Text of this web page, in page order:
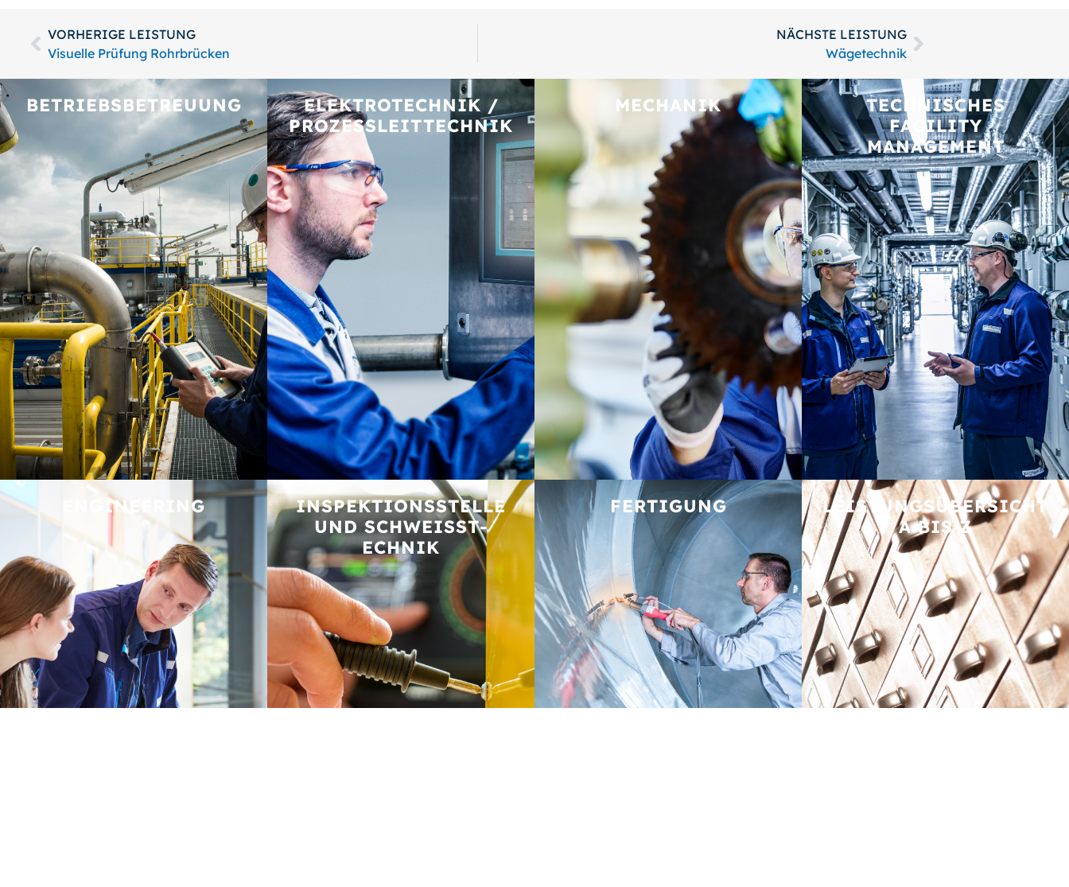
VORHERIGE LEISTUNG
Visuelle Prüfung Rohrbrücken
NÄCHSTE LEISTUNG
Wägetechnik
BETRIEBS­BETREUUNG
ELEKTROTECHNIK /
PROZESSLEITTECHNIK
MECHANIK
TECHNISCHES
FACILITY
MANAGEMENT
ENGINEERING
INSPEKTIONS­STELLE
UND SCHWEISST­E
CHNIK
FERTIGUNG
LEISTUNGS­ÜBERSICHT
A BIS Z